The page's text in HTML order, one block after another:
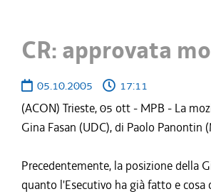
CR: approvata
05.10.2005
17:11
(ACON) Trieste, 05 ott - MPB - La
Gina Fasan (UDC), di Paolo Panontin
Precedentemente, la posizione della
quanto l'Esecutivo ha già fatto e cosa